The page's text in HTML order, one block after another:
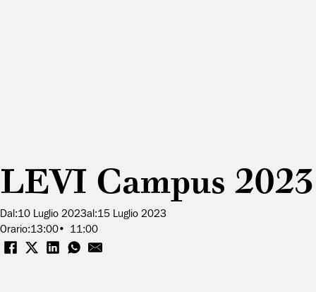
LEVI Campus 2023
Dal:10 Luglio 2023al:15 Luglio 2023
Orario:13:00 11:00